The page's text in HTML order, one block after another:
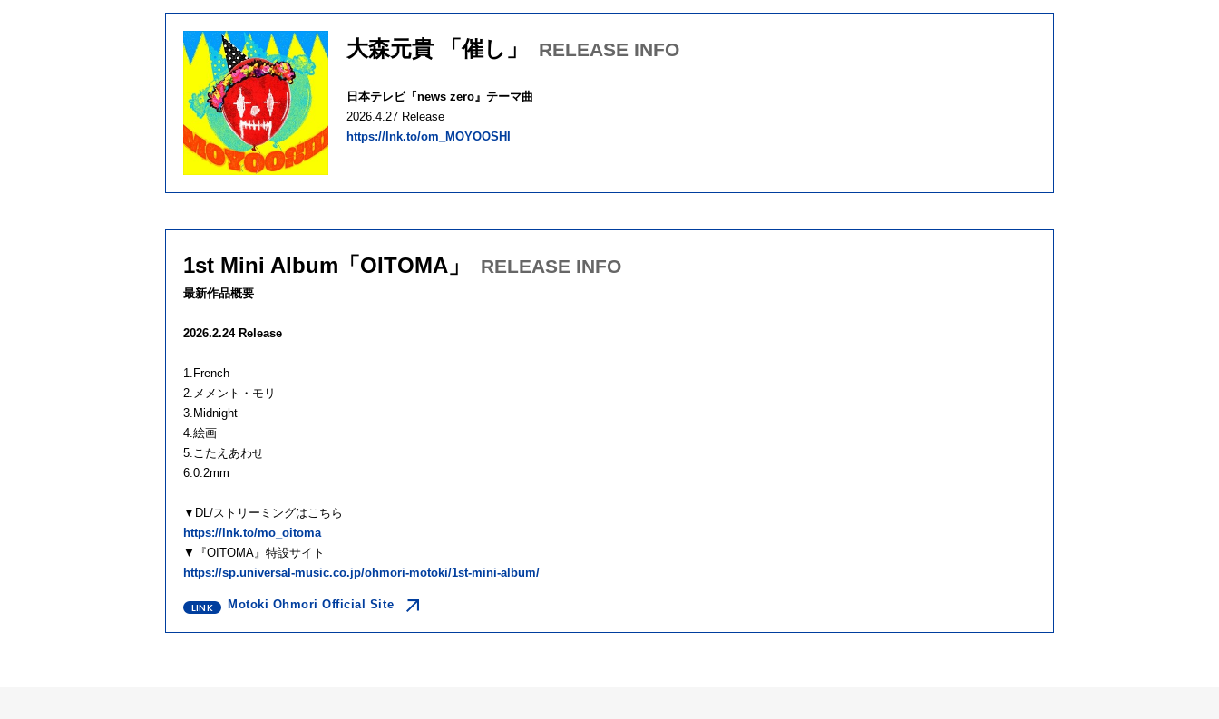
大森元貴 「催し」 RELEASE INFO
日本テレビ『news zero』テーマ曲
2026.4.27 Release
https://lnk.to/om_MOYOOSHI
1st Mini Album「OITOMA」 RELEASE INFO
最新作品概要
2026.2.24 Release
1.French
2.メメント・モリ
3.Midnight
4.絵画
5.こたえあわせ
6.0.2mm
▼DL/ストリーミングはこちら
https://lnk.to/mo_oitoma
▼『OITOMA』特設サイト
https://sp.universal-music.co.jp/ohmori-motoki/1st-mini-album/
Motoki Ohmori Official Site